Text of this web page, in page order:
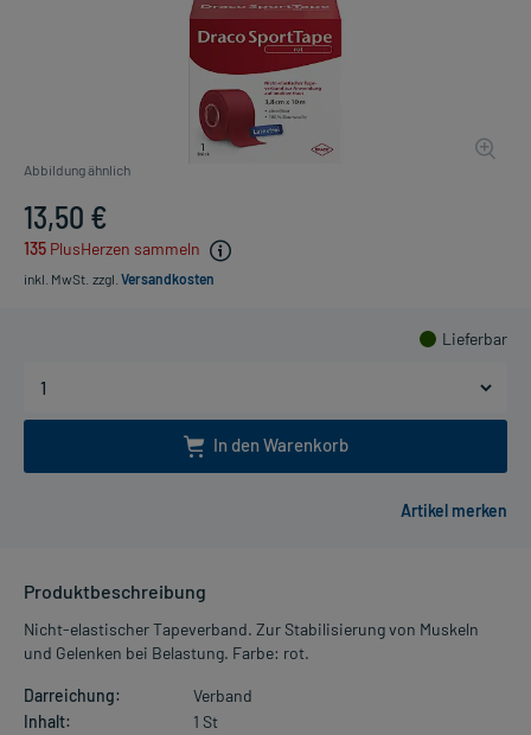
Abbildung ähnlich
13,50 €
135 PlusHerzen sammeln
inkl. MwSt. zzgl. Versandkosten
Lieferbar
In den Warenkorb
Produktbeschreibung
Nicht-elastischer Tapeverband. Zur Stabilisierung von Muskeln
und Gelenken bei Belastung. Farbe: rot.
Darreichung:
Verband
Inhalt:
1 St